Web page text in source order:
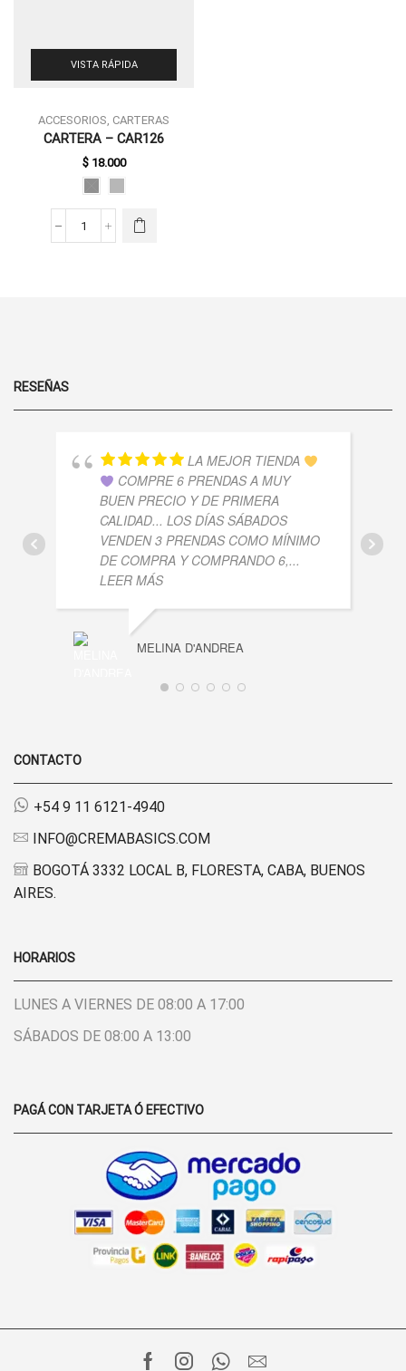
VISTA RÁPIDA
ACCESORIOS, CARTERAS
CARTERA – CAR126
$18.000
CARTERA
ESTE
PRODUCTO
TIENE
MÚLTIPLES
VARIANTES.
OPCIONES
RESEÑAS
LA MEJOR TIENDA
COMPRE 6 PRENDAS A MUY
BUEN PRECIO Y DE PRIMERA
CALIDAD... LOS DÍAS SÁBADOS
VENDEN 3 PRENDAS COMO MÍNIMO
DE COMPRA Y COMPRANDO 6,...
LEER MÁS
MELINA D'ANDREA
CONTACTO
+54 9 11 6121-4940
INFO@CREMABASICS.COM
BOGOTÁ 3332 LOCAL B, FLORESTA, CABA, BUENOS
AIRES.
HORARIOS
LUNES A VIERNES DE 08:00 A 17:00
SÁBADOS DE 08:00 A 13:00
PAGÁ CON TARJETA Ó EFECTIVO